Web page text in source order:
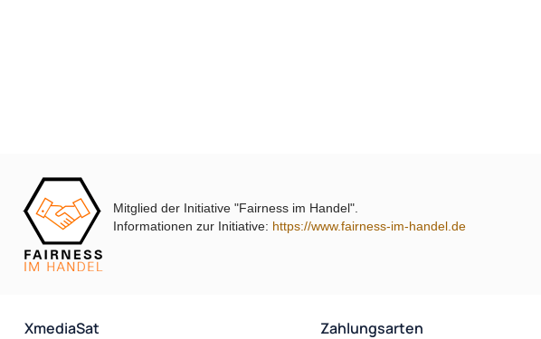
Mitglied der Initiative "Fairness im Handel".
Informationen zur Initiative: https://www.fairness-im-handel.de
XmediaSat Zahlungsarten